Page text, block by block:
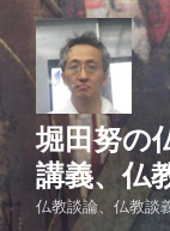
ン
ツ
キ
堀田努の
講義、仏
仏教談論、仏教談